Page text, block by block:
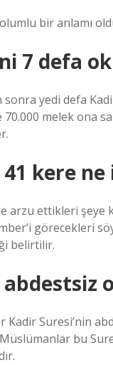
bir anlamı
7 defa
sonra yedi defa
melek ona
kere
arzu ettikleri şeye
görecekleri
belirtilir.
abdestsiz
Kadir Suresi’nin
bu